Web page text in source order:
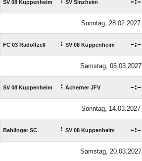
SV 08 Kuppenheim SV Sinzheim :
Sonntag, 28.02.2027
FC 03 Radolfzell : SV 08 Kuppenheim :
Samstag, 06.03.2027
SV 08 Kuppenheim : Acherner JFV :
Sonntag, 14.03.2027
Bahlinger SC : SV 08 Kuppenheim :
Samstag, 20.03.2027